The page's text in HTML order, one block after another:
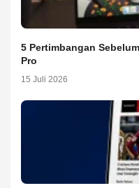
5 Pertimbangan
Pro
15 Juli 2026